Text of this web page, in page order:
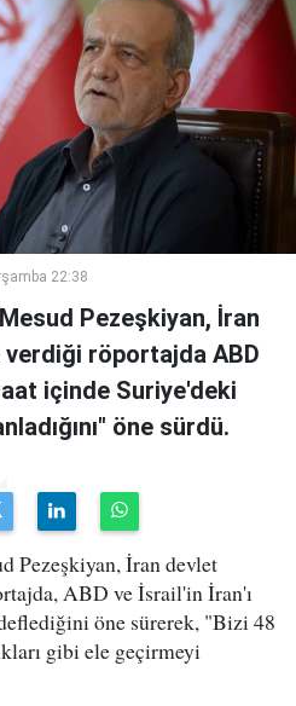
22:38
Pezeşkiyan, İran
röportajda ABD
içinde Suriye'deki
öne sürdü.
Pezeşkiyan, İran devlet
ABD ve İsrail'in İran'ı
öne sürerek, "Bizi 48
gibi ele geçirmeyi